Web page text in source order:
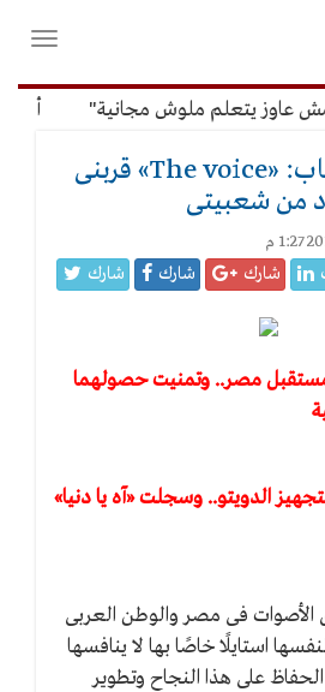
فتح
يتعلم ملوش مجانية" أمين
شيرين عبد الوهاب: «The voice» قربنى
من شعبيتى
شارك شارك شارك
مستقبل مصر.. وتمنيت حصولهما
الدويتو.. وسجلت «آه يا دنيا»
فى مصر والوطن العربى
استايلًا خاصًا بها لا ينافسها
على هذا النجاح وتطوير